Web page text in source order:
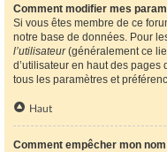
Comment modifier mes
Si vous êtes membre de ce
notre base de données. Pour
l’utilisateur(généralement ce
d’utilisateur en haut des
tous les paramètres et
Haut
Comment empêcher mon